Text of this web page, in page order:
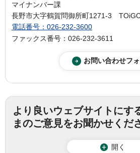
マイナンバー課
長野市大字鶴賀問御所町1271-3
電話番号：026-232-3600
ファックス番号：026-232-3611
より良いウェブサイトにす
まのご意見をお聞かせくだ
開く